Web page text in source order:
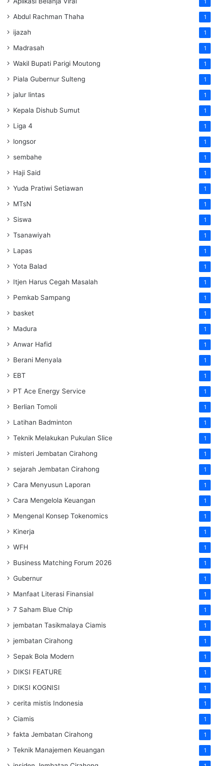
1
Abdul Rachman Thaha 1
ijazah 1
Madrasah 1
Wakil Bupati Parigi Moutong 1
Piala Gubernur Sulteng 1
jalur lintas 1
Kepala Dishub Sumut 1
Liga 4 1
longsor 1
sembahe 1
Haji Said 1
Yuda Pratiwi Setiawan 1
MTsN 1
Siswa 1
Tsanawiyah 1
Lapas 1
Yota Balad 1
Itjen Harus Cegah Masalah 1
Pemkab Sampang 1
basket 1
Madura 1
Anwar Hafid 1
Berani Menyala 1
EBT 1
PT Ace Energy Service 1
Berlian Tomoli 1
Latihan Badminton 1
Teknik Melakukan Pukulan Slice 1
misteri Jembatan Cirahong 1
sejarah Jembatan Cirahong 1
Cara Menyusun Laporan 1
Cara Mengelola Keuangan 1
Mengenal Konsep Tokenomics 1
Kinerja 1
WFH 1
Business Matching Forum 2026 1
Gubernur 1
Manfaat Literasi Finansial 1
7 Saham Blue Chip 1
jembatan Tasikmalaya Ciamis 1
jembatan Cirahong 1
Sepak Bola Modern 1
DIKSI FEATURE 1
DIKSI KOGNISI 1
cerita mistis Indonesia 1
Ciamis 1
fakta Jembatan Cirahong 1
Teknik Manajemen Keuangan 1